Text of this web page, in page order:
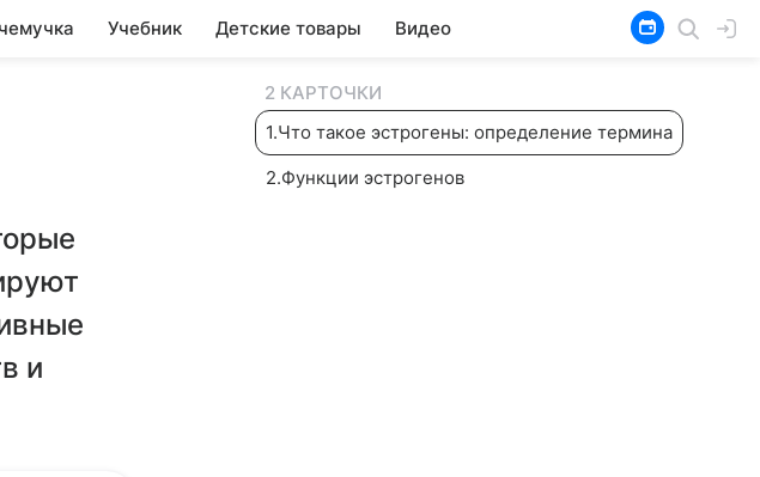
Учебник Детские товары Видео
и
2 КАРТОЧКИ
1.Что такое эстрогены: определение термина
2.Функции эстрогенов